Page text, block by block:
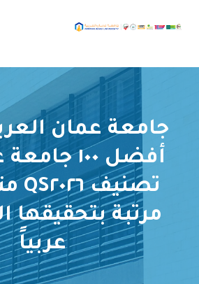
جامعة عمان
أفضل ١٠٠
عربياً